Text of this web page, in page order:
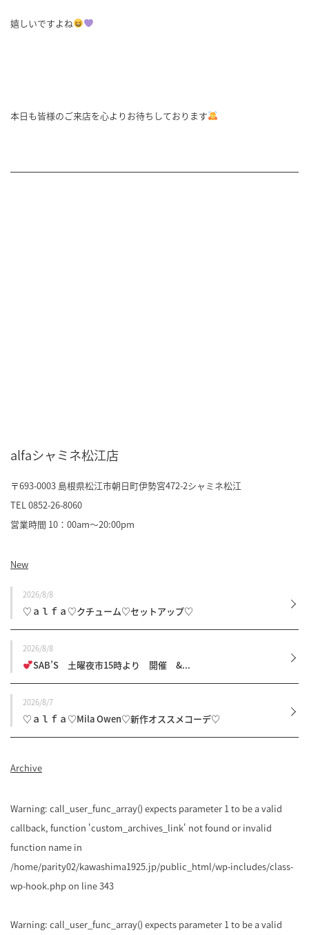
嬉しいですよね
本日も皆様のご来店を心よりお待ちしております
alfaシャミネ松江店
〒693-0003 島根県松江市朝日町伊勢宮472-2シャミネ松江
TEL 0852-26-8060
営業時間 10：00am～20:00pm
New
2026/8/8
♡ａｌｆａ♡クチューム♡セットアップ♡
2026/8/8
SAB’S 土曜夜市15時より 開催 &...
2026/8/7
♡ａｌｆａ♡Mila Owen♡新作オススメコーデ♡
Archive
Warning: call_user_func_array() expects parameter 1 to be a valid
callback, function 'custom_archives_link' not found or invalid
function name in
/home/parity02/kawashima1925.jp/public_html/wp-includes/class-
wp-hook.phpon line343
Warning: call_user_func_array() expects parameter 1 to be a valid